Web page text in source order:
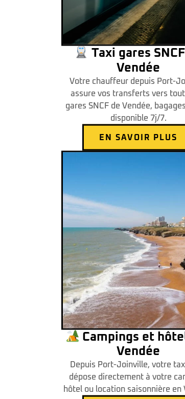
Taxi gares
Vendée
Votre chauffeur depuis Port-
assure vos transferts vers
gares SNCF de Vendée,
disponible 7j/7.
EN SAVOIR PLUS
Campings et
Vendée
Depuis Port-Joinville, votre
dépose directement à votre
hôtel ou location saisonnière en